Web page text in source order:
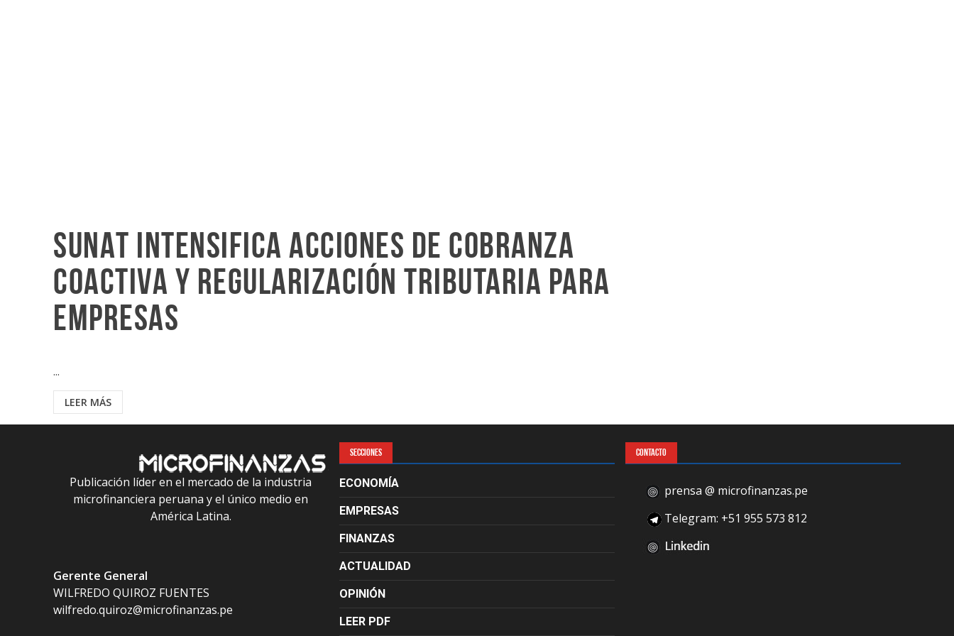
SUNAT intensifica acciones de cobranza
coactiva y regularización tributaria para
empresas
...
LEER MÁS
Publicación líder en el mercado de la industria
microfinanciera peruana y el único medio en
América Latina.
Gerente General
WILFREDO QUIROZ FUENTES
wilfredo.quiroz@microfinanzas.pe
SECCIONES
ECONOMÍA
EMPRESAS
FINANZAS
ACTUALIDAD
OPINIÓN
LEER PDF
CONTACTO
prensa @ microfinanzas.pe
Telegram: +51 955 573 812